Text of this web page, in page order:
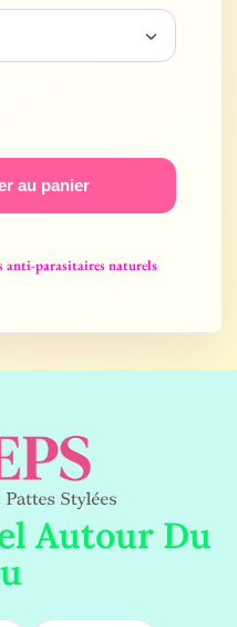
au panier
anti-parasitaires naturels
Autour Du